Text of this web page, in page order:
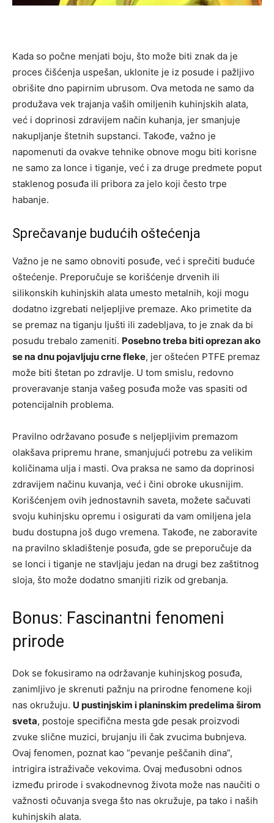
Kada so počne menjati boju, što može biti znak da je
proces čišćenja uspešan, uklonite je iz posude i pažljivo
obrišite dno papirnim ubrusom. Ova metoda ne samo da
produžava vek trajanja vaših omiljenih kuhinjskih alata,
već i doprinosi zdravijem način kuhanja, jer smanjuje
nakupljanje štetnih supstanci. Takođe, važno je
napomenuti da ovakve tehnike obnove mogu biti korisne
ne samo za lonce i tiganje, već i za druge predmete poput
staklenog posuđa ili pribora za jelo koji često trpe
habanje.
Sprečavanje budućih oštećenja
Važno je ne samo obnoviti posuđe, već i sprečiti buduće
oštećenje. Preporučuje se korišćenje drvenih ili
silikonskih kuhinjskih alata umesto metalnih, koji mogu
dodatno izgrebati neljepljive premaze. Ako primetite da
se premaz na tiganju ljušti ili zadebljava, to je znak da bi
posudu trebalo zameniti. Posebno treba biti oprezan ako
se na dnu pojavljuju crne fleke, jer oštećen PTFE premaz
može biti štetan po zdravlje. U tom smislu, redovno
proveravanje stanja vašeg posuđa može vas spasiti od
potencijalnih problema.
Pravilno održavano posuđe s neljepljivim premazom
olakšava pripremu hrane, smanjujući potrebu za velikim
količinama ulja i masti. Ova praksa ne samo da doprinosi
zdravijem načinu kuvanja, već i čini obroke ukusnijim.
Korišćenjem ovih jednostavnih saveta, možete sačuvati
svoju kuhinjsku opremu i osigurati da vam omiljena jela
budu dostupna još dugo vremena. Takođe, ne zaboravite
na pravilno skladištenje posuđa, gde se preporučuje da
se lonci i tiganje ne stavljaju jedan na drugi bez zaštitnog
sloja, što može dodatno smanjiti rizik od grebanja.
Bonus: Fascinantni fenomeni
prirode
Dok se fokusiramo na održavanje kuhinjskog posuđa,
zanimljivo je skrenuti pažnju na prirodne fenomene koji
nas okružuju. U pustinjskim i planinskim predelima širom
sveta, postoje specifična mesta gde pesak proizvodi
zvuke slične muzici, brujanju ili čak zvucima bubnjeva.
Ovaj fenomen, poznat kao “pevanje peščanih dina”,
intrigira istraživače vekovima. Ovaj međusobni odnos
između prirode i svakodnevnog života može nas naučiti o
važnosti očuvanja svega što nas okružuje, pa tako i naših
kuhinjskih alata.